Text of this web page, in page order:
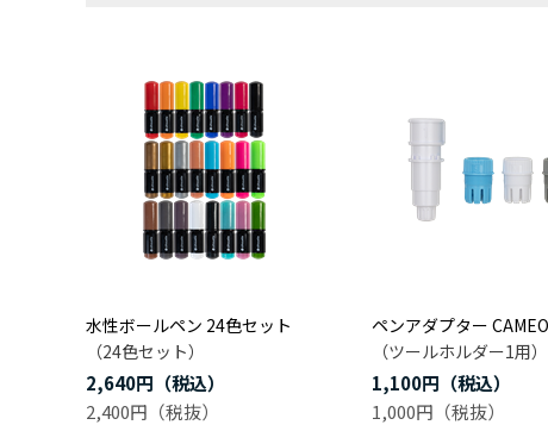
水性ボールペン 24色セット
（24色セット）
2,640円
2,400円
ペンアダプター
（ツールホルダー1用）
1,100円
1,000円